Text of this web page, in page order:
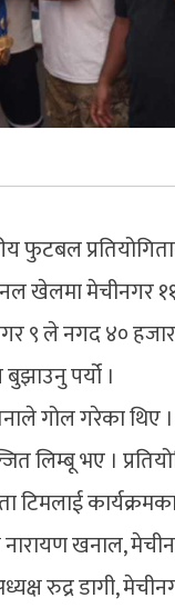
फुटबल
खेलमा मेचीनगर
ले नगद ४० हजार
पर्यो ।
गोल गरेका थिए
भए ।
टिमलाई
नारायण खनाल,
रुद्र डागी,